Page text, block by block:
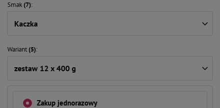
Smak(7)
Kaczka
Wariant(5)
zestaw 12 x 400 g
Zakup jednorazowy